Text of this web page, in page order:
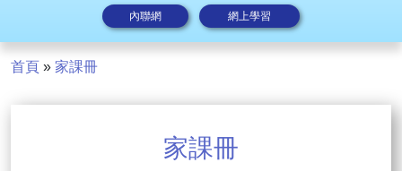
內聯網 網上學習
首頁 » 家課冊
家課冊